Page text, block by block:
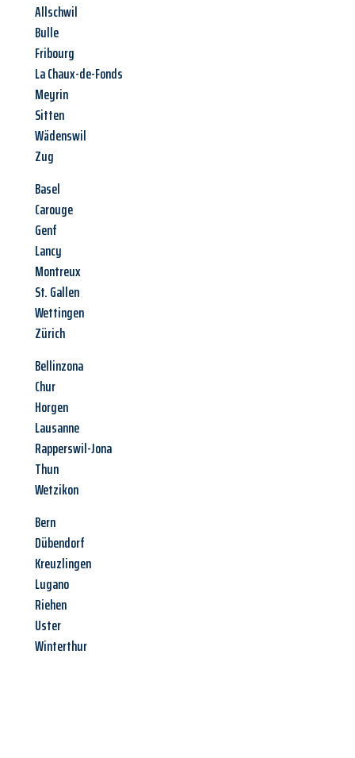
Allschwil
Bulle
Fribourg
La Chaux-de-Fonds
Meyrin
Sitten
Wädenswil
Zug
Basel
Carouge
Genf
Lancy
Montreux
St. Gallen
Wettingen
Zürich
Bellinzona
Chur
Horgen
Lausanne
Rapperswil-Jona
Thun
Wetzikon
Bern
Dübendorf
Kreuzlingen
Lugano
Riehen
Uster
Winterthur